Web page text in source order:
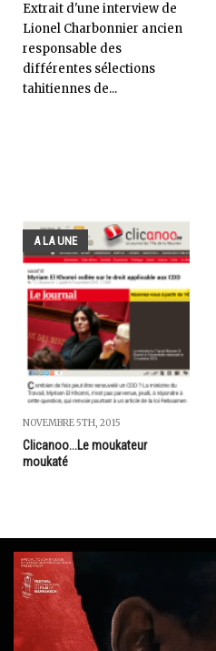
Extrait d'une interview de
Lionel Charbonnier ancien
responsable des
différentes sélections
tahitiennes de...
A LA UNE
NOVEMBRE 5TH, 2015
Clicanoo...Le moukateur
moukaté